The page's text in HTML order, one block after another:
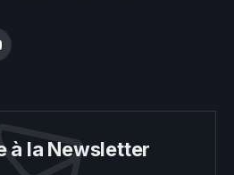
à la Newsletter